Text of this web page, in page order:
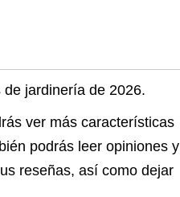
jardinería de 2026.
ver más características
podrás leer opiniones y
reseñas, así como dejar